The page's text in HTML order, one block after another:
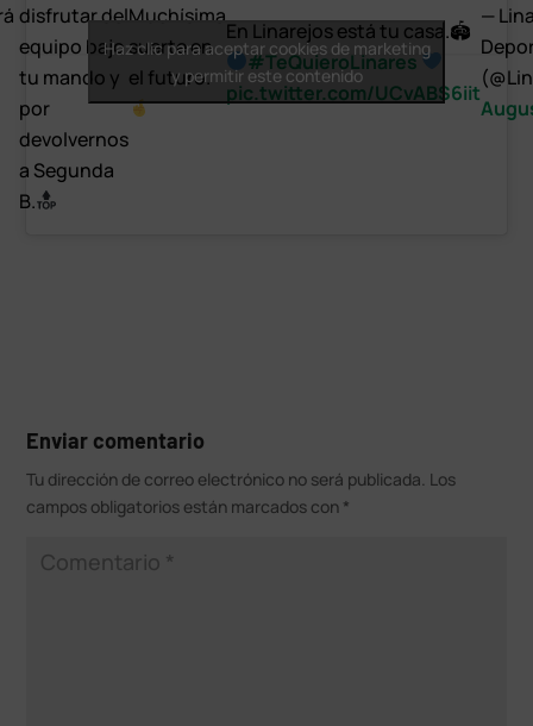
disfrutar del
equipo bajo
tu mando y
por
devolvernos
a Segunda
B.
Muchísima
suerte en
el futuro.
En Linarejos está tu casa.🏟
#TeQuieroLinares
pic.twitter.com/UCvABS6iit
—
Haz clic para aceptar cookies de marketing
y permitir este contenido
Enviar comentario
Tu dirección de correo electrónico no será publicada. Los
campos obligatorios están marcados con *